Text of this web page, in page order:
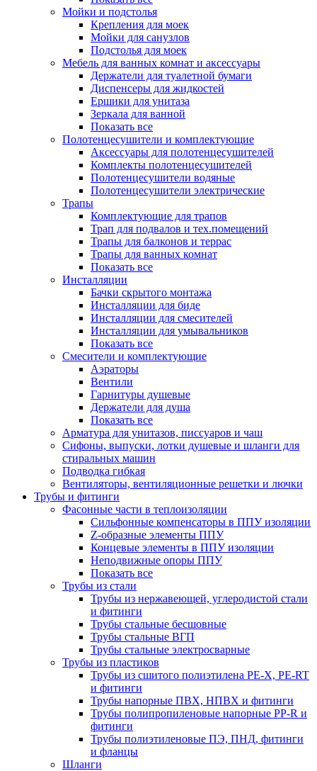
Мойки и подстолья
Крепления для моек
Мойки для санузлов
Подстолья для моек
Мебель для ванных комнат и аксессуары
Держатели для туалетной бумаги
Диспенсеры для жидкостей
Ершики для унитаза
Зеркала для ванной
Показать все
Полотенцесушители и комплектующие
Аксессуары для полотенцесушителей
Комплекты полотенцесушителей
Полотенцесушители водяные
Полотенцесушители электрические
Трапы
Комплектующие для трапов
Трап для подвалов и тех.помещений
Трапы для балконов и террас
Трапы для ванных комнат
Показать все
Инсталляции
Бачки скрытого монтажа
Инсталляции для биде
Инсталляции для смесителей
Инсталляции для умывальников
Показать все
Смесители и комплектующие
Аэраторы
Вентили
Гарнитуры душевые
Держатели для душа
Показать все
Арматура для унитазов, писсуаров и чаш
Сифоны, выпуски, лотки душевые и шланги для
стиральных машин
Подводка гибкая
Вентиляторы, вентиляционные решетки и лючки
Трубы и фитинги
Фасонные части в теплоизоляции
Cильфонные компенсаторы в ППУ изоляции
Z-образные элементы ППУ
Концевые элементы в ППУ изоляции
Неподвижные опоры ППУ
Показать все
Трубы из стали
Трубы из нержавеющей, углеродистой стали
и фитинги
Трубы стальные бесшовные
Трубы стальные ВГП
Трубы стальные электросварные
Трубы из пластиков
Трубы из сшитого полиэтилена PE-X, PE-RT
и фитинги
Трубы напорные ПВХ, НПВХ и фитинги
Трубы полипропиленовые напорные PP-R и
фитинги
Трубы полиэтиленовые ПЭ, ПНД, фитинги
и фланцы
Шланги